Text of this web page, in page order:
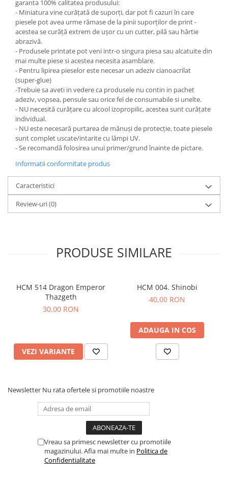
garanta 100% calitatea produsului:
- Miniatura vine curățată de suporți, dar pot fi cazuri în care
piesele pot avea urme rămase de la pinii suporților de print -
acestea se curăță extrem de ușor cu un cutter, pilă sau hârtie
abrazivă.
- Produsele printate pot veni intr-o singura piesa sau alcatuite din
mai multe piese si acestea necesita asamblare.
- Pentru lipirea pieselor este necesar un adeziv cianoacrilat
(super-glue)
-Trebuie sa aveti in vedere ca produsele nu contin in pachet
adeziv, vopsea, pensule sau orice fel de consumabile si unelte.
- NU necesită curățare cu alcool izopropilic, acestea sunt curățate
individual.
- NU este necesară purtarea de mănuși de protecție, toate piesele
sunt complet uscate/intarite cu lămpi UV.
- Se recomandă folosirea unui primer/grund înainte de pictare.
Informatii conformitate produs
Caracteristici
Review-uri(0)
PRODUSE SIMILARE
HCM 514 Dragon Emperor
Thazgeth
30,00 RON
VEZI VARIANTE
HCM 004. Shinobi
40,00 RON
ADAUGA IN COS
Newsletter Nu rata ofertele si promotiile noastre
Vreau sa primesc newsletter cu promotiile
magazinului. Afla mai multe in Politica de
Confidentialitate